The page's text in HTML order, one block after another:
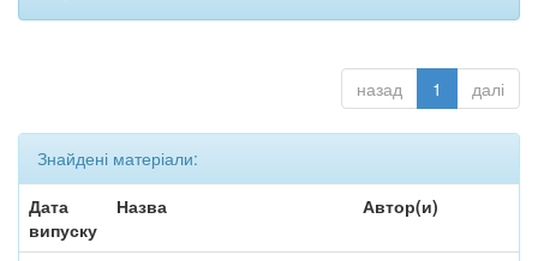
назад 1 далі
Знайдені матеріали:
Дата
випуску
Назва Автор(и)